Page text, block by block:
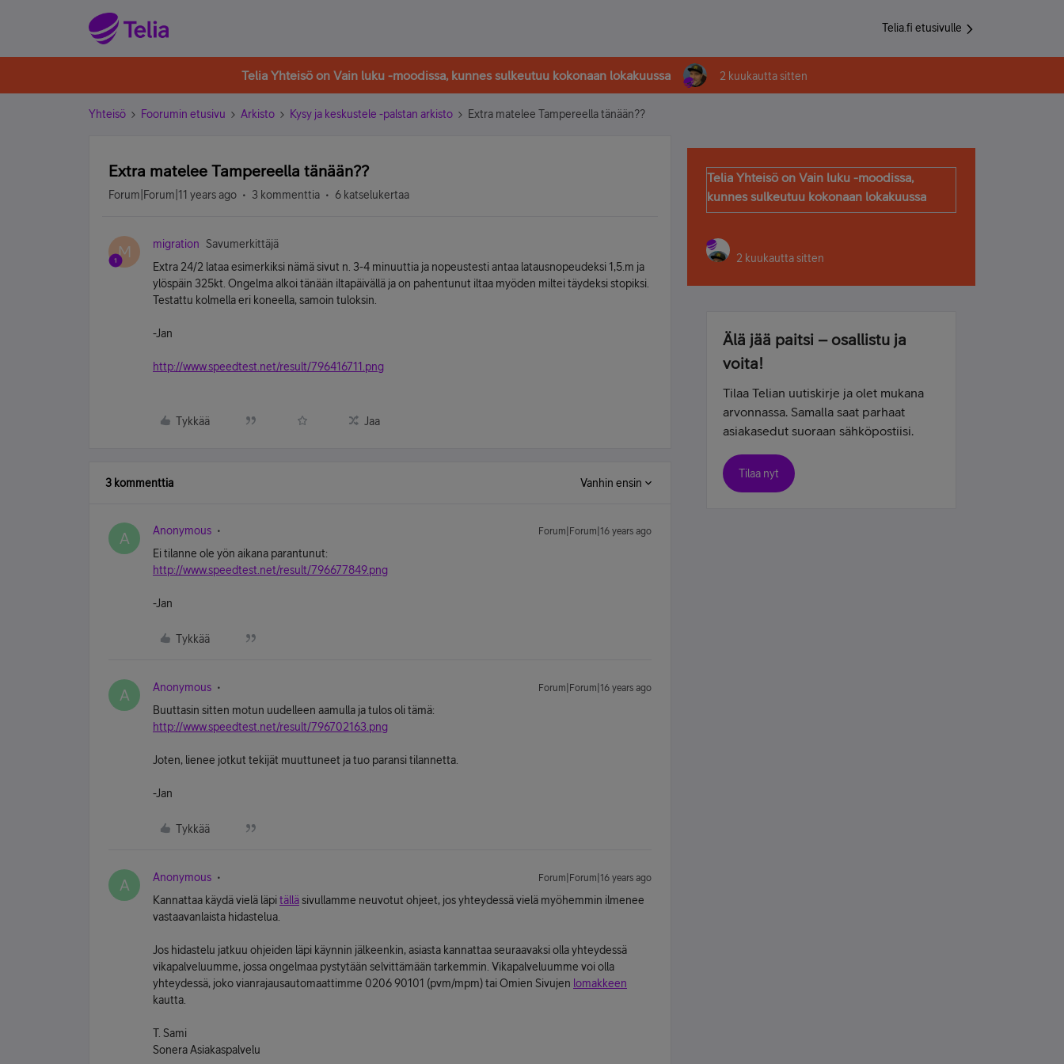
Telia.fi etusivulle
Telia Yhteisö on Vain luku -moodissa, kunnes sulkeutuu kokonaan lokakuussa 2 kuukautta sitten
Yhteisö Foorumin etusivu Arkisto Kysy ja keskustele -palstan arkisto Extra matelee Tampereella tänään??
Extra matelee Tampereella tänään??
Forum|Forum|11 years ago 3 kommenttia 6 katselukertaa
M migration
Savumerkittäjä
Extra 24/2 lataa esimerkiksi nämä sivut n. 3-4 minuuttia ja nopeustesti antaa latausnopeudeksi 1,5.m ja
ylöspäin 325kt. Ongelma alkoi tänään iltapäivällä ja on pahentunut iltaa myöden miltei täydeksi stopiksi.
Testattu kolmella eri koneella, samoin tuloksin.
-Jan
http://www.speedtest.net/result/796416711.png
Tykkää Jaa
3 kommenttia Vanhin ensin
A Anonymous Forum|Forum|16 years ago
Ei tilanne ole yön aikana parantunut:
http://www.speedtest.net/result/796677849.png
-Jan
Tykkää
A Anonymous Forum|Forum|16 years ago
Buuttasin sitten motun uudelleen aamulla ja tulos oli tämä:
http://www.speedtest.net/result/796702163.png
Joten, lienee jotkut tekijät muuttuneet ja tuo paransi tilannetta.
-Jan
Tykkää
A Anonymous Forum|Forum|16 years ago
Kannattaa käydä vielä läpitälläsivullamme neuvotut ohjeet, jos yhteydessä vielä myöhemmin ilmenee
vastaavanlaista hidastelua.
Jos hidastelu jatkuu ohjeiden läpi käynnin jälkeenkin, asiasta kannattaa seuraavaksi olla yhteydessä
vikapalveluumme, jossa ongelmaa pystytään selvittämään tarkemmin. Vikapalveluumme voi olla
yhteydessä, joko vianrajausautomaattimme 0206 90101 (pvm/mpm) tai Omien Sivujen lomakkeen
kautta.
T. Sami
Sonera Asiakaspalvelu
Telia Yhteisö on Vain luku -moodissa,
kunnes sulkeutuu kokonaan lokakuussa
2 kuukautta sitten
Älä jää paitsi – osallistu ja
voita!
Tilaa Telian uutiskirje ja olet mukana
arvonnassa. Samalla saat parhaat
asiakasedut suoraan sähköpostiisi.
Tilaa nyt